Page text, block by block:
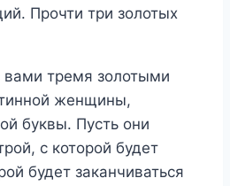
Прочти три золотых
вами тремя золотыми
женщины,
буквы. Пусть они
с которой будет
будет заканчиваться